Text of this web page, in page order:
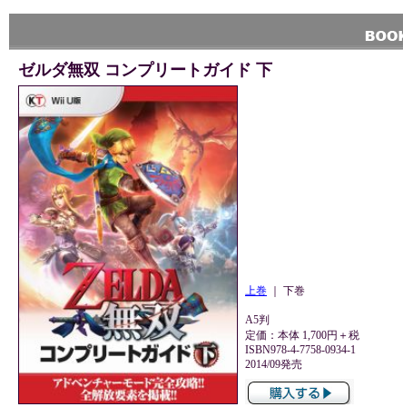
ゼルダ無双 コンプリートガイド 下
上巻 ｜ 下巻
A5判
定価：本体 1,700円＋税
ISBN978-4-7758-0934-1
2014/09発売